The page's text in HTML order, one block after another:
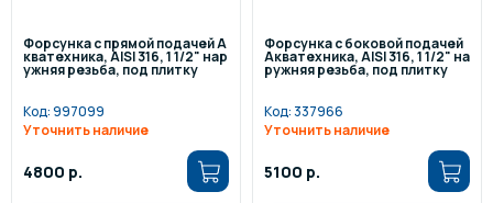
Форсунка с прямой подачей А
кватехника, AISI 316, 1 1/2" нар
ужняя резьба, под плитку
Код:997099
Уточнить наличие
4800 р.
Форсунка с боковой подачей
Акватехника, AISI 316, 1 1/2" на
ружняя резьба, под плитку
Код:337966
Уточнить наличие
5100 р.